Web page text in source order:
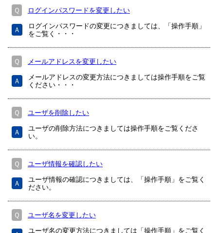
Ｑ ログインパスワードを変更したい
Ａ
ログインパスワードの変更につきましては、「操作手順」
をご覧く・・・
Ｑ メールアドレスを変更したい
Ａ
メールアドレスの変更方法につきましては操作手順をご覧
ください・・・
Ｑ ユーザを削除したい
Ａ
ユーザの削除方法につきましては操作手順をご覧くださ
い。
Ｑ ユーザ情報を確認したい
Ａ
ユーザ情報の確認につきましては、「操作手順」をご覧く
ださい。
Ｑ ユーザ名を変更したい
ユーザ名の変更方法につきましては「操作手順」をご覧く